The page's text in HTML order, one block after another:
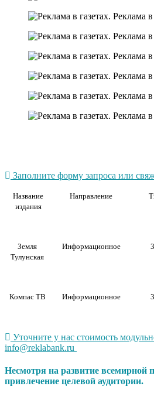
Заполните форму запроса или
Название
издания
Направление
Земля
Тулунская
Информационное
Компас ТВ Информационное
Уточните у нас стоимость
info@reklabank.ru
Несмотря на развитие всемирной
привлечение целевой аудитории.